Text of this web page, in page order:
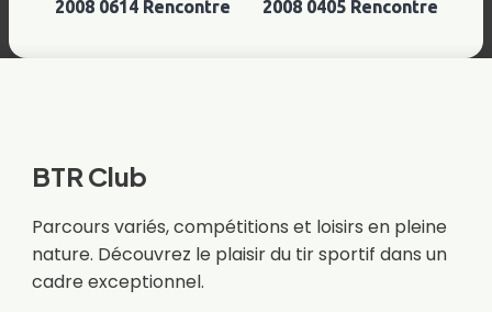
2008 0614 Rencontre 2008 0405 Rencontre
BTR Club
Parcours variés, compétitions et loisirs en pleine
nature. Découvrez le plaisir du tir sportif dans un
cadre exceptionnel.